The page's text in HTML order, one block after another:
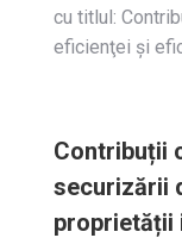
cu titlul:
eficienţei şi
Contribuții
securizării
proprietății